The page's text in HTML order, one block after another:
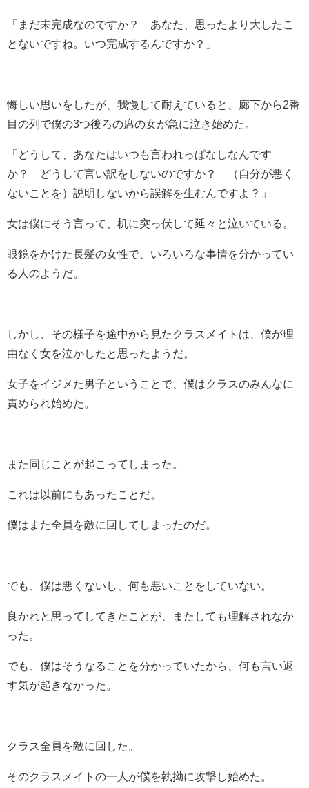
「まだ未完成なのですか？ あなた、思ったより大したこ
とないですね。いつ完成するんですか？」
悔しい思いをしたが、我慢して耐えていると、廊下から2番
目の列で僕の3つ後ろの席の女が急に泣き始めた。
「どうして、あなたはいつも言われっぱなしなんです
か？ どうして言い訳をしないのですか？ （自分が悪く
ないことを）説明しないから誤解を生むんですよ？」
女は僕にそう言って、机に突っ伏して延々と泣いている。
眼鏡をかけた長髪の女性で、いろいろな事情を分かってい
る人のようだ。
しかし、その様子を途中から見たクラスメイトは、僕が理
由なく女を泣かしたと思ったようだ。
女子をイジメた男子ということで、僕はクラスのみんなに
責められ始めた。
また同じことが起こってしまった。
これは以前にもあったことだ。
僕はまた全員を敵に回してしまったのだ。
でも、僕は悪くないし、何も悪いことをしていない。
良かれと思ってしてきたことが、またしても理解されなか
った。
でも、僕はそうなることを分かっていたから、何も言い返
す気が起きなかった。
クラス全員を敵に回した。
そのクラスメイトの一人が僕を執拗に攻撃し始めた。